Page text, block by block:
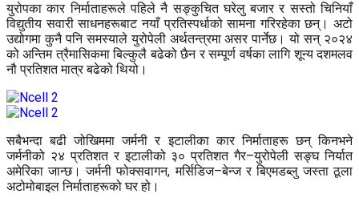
युरोपका कार निर्माताहरूले पहिले नै सङ्कुचित घरेलु बजार र सस्तो चिनियाँ
विद्युतीय सवारी साधनहरूबाट नयाँ प्रतिस्पर्धाको सामना गरिरहेका छन्। अटो
उद्योगमा कुनै पनि समस्याले युरोपेली अर्थतन्त्रमा असर पार्नेछ। यो सन् २०२४
को अन्तिम त्रैमासिकमा बिल्कुलै बढेको छैन र सम्पूर्ण वर्षका लागि शून्य दशमलव
नौ प्रतिशत मात्र बढेको थियो।
सबैभन्दा बढी जोखिममा जर्मनी र इटालीका कार निर्माताहरू छन् किनभने
जर्मनीको २४ प्रतिशत र इटालीको ३० प्रतिशत गैर–युरोपेली सङ्घ निर्यात
अमेरिका जान्छ। जर्मनी फोक्सवागन, मर्सिडिज–बेन्ज र बिएमडब्लु जस्ता ठूला
अटोमोबाइल निर्माताहरूको घर हो।